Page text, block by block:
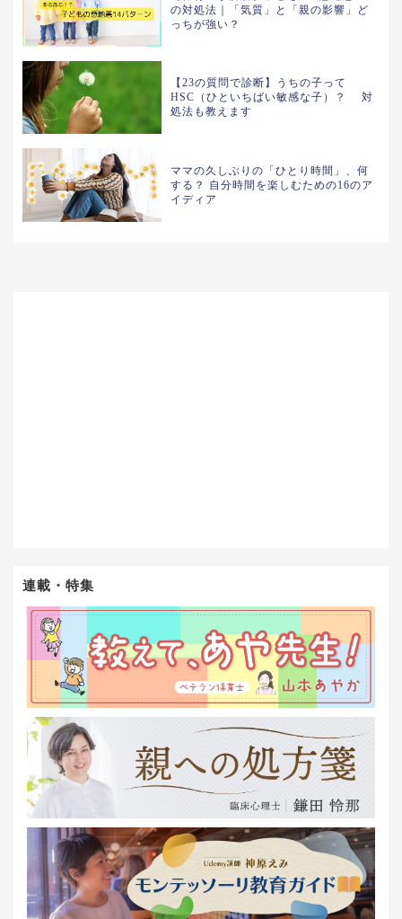
の対処法｜「気質」と「親の影響」ど
っちが強い？
【23の質問で診断】うちの子って
HSC（ひといちばい敏感な子）？ 対
処法も教えます
ママの久しぶりの「ひとり時間」、何
する？ 自分時間を楽しむための16のア
イディア
連載・特集